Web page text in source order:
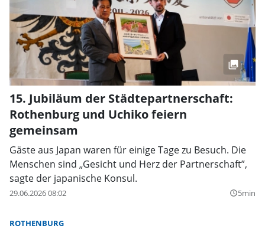
15. Jubiläum der Städtepartnerschaft:
Rothenburg und Uchiko feiern
gemeinsam
Gäste aus Japan waren für einige Tage zu Besuch. Die
Menschen sind „Gesicht und Herz der Partnerschaft”,
sagte der japanische Konsul.
29.06.2026 08:02 query_builder5min
ROTHENBURG